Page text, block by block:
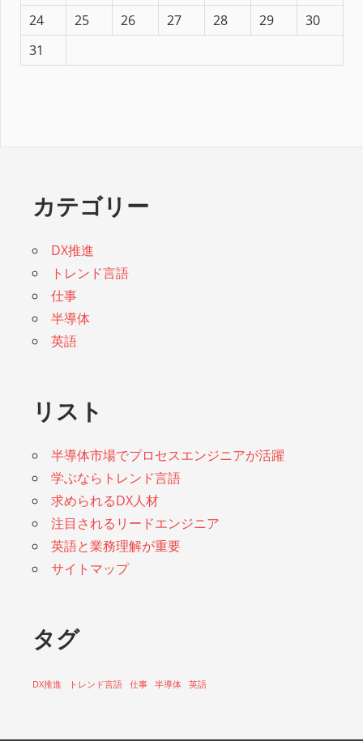
24
25 26 27 28 29
30
31
カテゴリー
DX推進
トレンド言語
仕事
半導体
英語
リスト
半導体市場でプロセスエンジニアが活躍
学ぶならトレンド言語
求められるDX人材
注目されるリードエンジニア
英語と業務理解が重要
サイトマップ
タグ
DX推進 トレンド言語 仕事 半導体 英語